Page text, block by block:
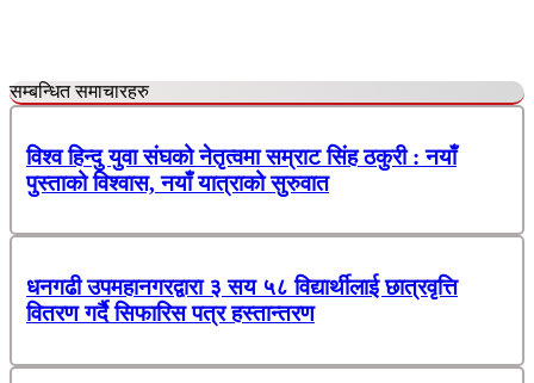
सम्बन्धित समाचारहरु
विश्व हिन्दु युवा संघको नेतृत्वमा सम्राट सिंह ठकुरी : नयाँ
पुस्ताको विश्वास, नयाँ यात्राको सुरुवात
धनगढी उपमहानगरद्वारा ३ सय ५८ विद्यार्थीलाई छात्रवृत्ति
वितरण गर्दै सिफारिस पत्र हस्तान्तरण